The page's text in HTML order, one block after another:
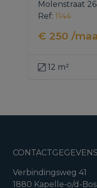
Molenstraat
Ref: 1144
€ 250 /
12 m²
CONTACTGEGEVENS
Verbindingsweg 41
1880 Kapelle-o/d-Bos